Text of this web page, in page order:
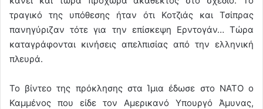
τραγικό της υπόθεσης ήταν ότι Κοτζιάς και Τσίπρας
πανηγύριζαν τότε για την επίσκεψη Ερντογάν… Τώρα
καταγράφονται κινήσεις απελπισίας από την ελληνική
πλευρά.
Το βίντεο της πρόκλησης στα Ίμια έδωσε στο ΝΑΤΟ ο
Καμμένος που είδε τον Αμερικανό Υπουργό Άμυνας,